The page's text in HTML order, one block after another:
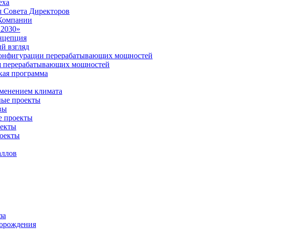
Совета Директоров
взгляд
перерабатывающих мощностей
перерабатывающих мощностей
программа
климата
проекты
проекты